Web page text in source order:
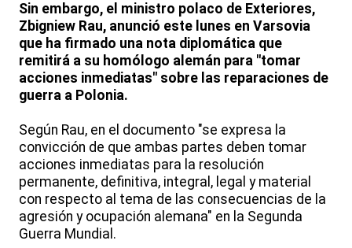
Sin embargo, el ministro polaco de Exteriores,
Zbigniew Rau, anunció este lunes en Varsovia
que ha firmado una nota diplomática que
remitirá a su homólogo alemán para "tomar
acciones inmediatas" sobre las reparaciones de
guerra a Polonia.
Según Rau, en el documento "se expresa la
convicción de que ambas partes deben tomar
acciones inmediatas para la resolución
permanente, definitiva, integral, legal y material
con respecto al tema de las consecuencias de la
agresión y ocupación alemana" en la Segunda
Guerra Mundial.